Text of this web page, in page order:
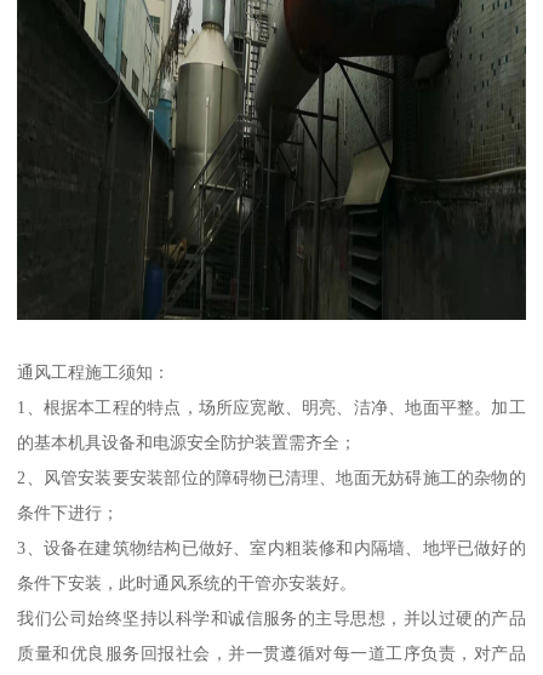
通风工程施工须知：
1、根据本工程的特点，场所应宽敞、明亮、洁净、地面平整。加工
的基本机具设备和电源安全防护装置需齐全；
2、风管安装要安装部位的障碍物已清理、地面无妨碍施工的杂物的
条件下进行；
3、设备在建筑物结构已做好、室内粗装修和内隔墙、地坪已做好的
条件下安装，此时通风系统的干管亦安装好。
我们公司始终坚持以科学和诚信服务的主导思想，并以过硬的产品
质量和优良服务回报社会，并一贯遵循对每一道工序负责，对产品